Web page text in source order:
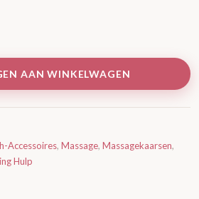
AAN WINKELWAGEN
Accessoires, Massage, Massagekaarsen,
Hulp